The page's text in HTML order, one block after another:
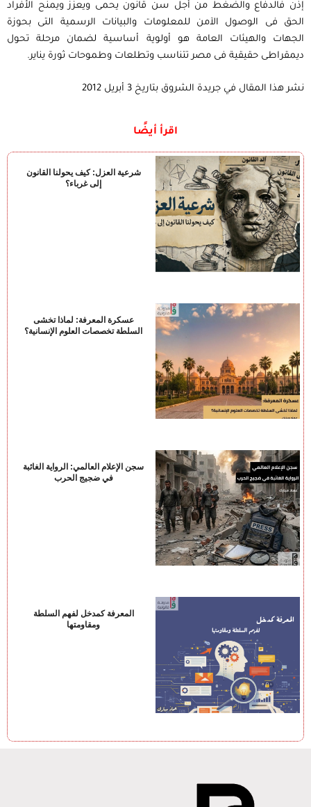
إذن فالدفاع والضغط من أجل سن قانون يحمى ويعزز ويمنح الأفراد
الحق فى الوصول الآمن للمعلومات والبيانات الرسمية التى بحوزة
الجهات والهيئات العامة هو أولوية أساسية لضمان مرحلة تحول
ديمقراطى حقيقية فى مصر تتناسب وتطلعات وطموحات ثورة يناير.
نشر هذا المقال في جريدة الشروق بتاريخ 3 أبريل 2012
اقرأ أيضًا
شرعية العزل: كيف يحولنا القانون
إلى غرباء؟
عسكرة المعرفة: لماذا تخشى
السلطة تخصصات العلوم الإنسانية؟
سجن الإعلام العالمي: الرواية الغائبة
في ضجيج الحرب
المعرفة كمدخل لفهم السلطة
ومقاومتها